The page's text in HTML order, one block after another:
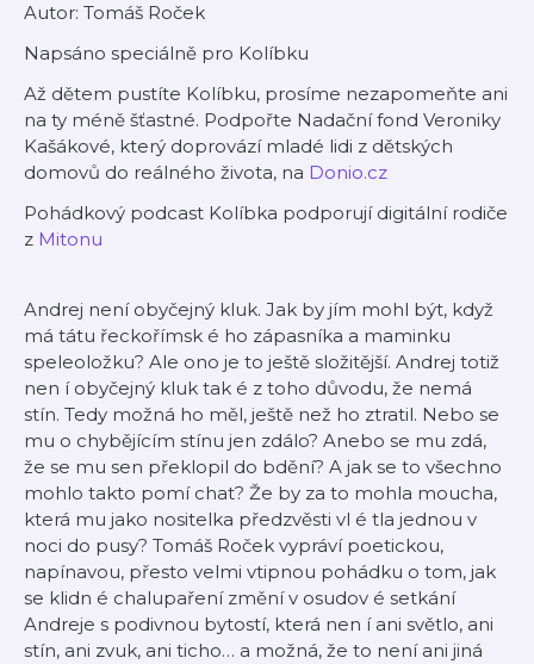
Autor: Tomáš Roček
Napsáno speciálně pro Kolíbku
Až dětem pustíte Kolíbku, prosíme nezapomeňte ani
na ty méně šťastné. Podpořte Nadační fond Veroniky
Kašákové, který doprovází mladé lidi z dětských
domovů do reálného života, na Donio.cz
Pohádkový podcast Kolíbka podporují digitální rodiče
z Mitonu
Andrej není obyčejný kluk. Jak by jím mohl být, když
má tátu řeckořímsk é ho zápasníka a maminku
speleoložku? Ale ono je to ještě složitější. Andrej totiž
nen í obyčejný kluk tak é z toho důvodu, že nemá
stín. Tedy možná ho měl, ještě než ho ztratil. Nebo se
mu o chybějícím stínu jen zdálo? Anebo se mu zdá,
že se mu sen překlopil do bdění? A jak se to všechno
mohlo takto pomí chat? Že by za to mohla moucha,
která mu jako nositelka předzvěsti vl é tla jednou v
noci do pusy? Tomáš Roček vypráví poetickou,
napínavou, přesto velmi vtipnou pohádku o tom, jak
se klidn é chalupaření změní v osudov é setkání
Andreje s podivnou bytostí, která nen í ani světlo, ani
stín, ani zvuk, ani ticho… a možná, že to není ani jiná